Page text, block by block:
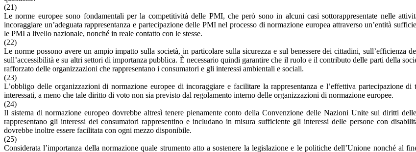
(21)
Le norme europee sono fondamentali per la competitività delle PMI, che però sono in alcuni casi sottorappresentate nelle
incoraggiare un’adeguata rappresentanza e partecipazione delle PMI nel processo di normazione europea attraverso un’entità
le PMI a livello nazionale, nonché in reale contatto con le stesse.
(22)
Le norme possono avere un ampio impatto sulla società, in particolare sulla sicurezza e sul benessere dei cittadini, sull’efficienza
sull’accessibilità e su altri settori di importanza pubblica. È necessario quindi garantire che il ruolo e il contributo delle parti della
rafforzato delle organizzazioni che rappresentano i consumatori e gli interessi ambientali e sociali.
(23)
L’obbligo delle organizzazioni di normazione europee di incoraggiare e facilitare la rappresentanza e l’effettiva partecipazione
interessati, a meno che tale diritto di voto non sia previsto dal regolamento interno delle organizzazioni di normazione europee.
(24)
Il sistema di normazione europeo dovrebbe altresì tenere pienamente conto della Convenzione delle Nazioni Unite sui diritti
rappresentano gli interessi dei consumatori rappresentino e includano in misura sufficiente gli interessi delle persone con
dovrebbe inoltre essere facilitata con ogni mezzo disponibile.
(25)
Considerata l’importanza della normazione quale strumento atto a sostenere la legislazione e le politiche dell’Unione nonché al